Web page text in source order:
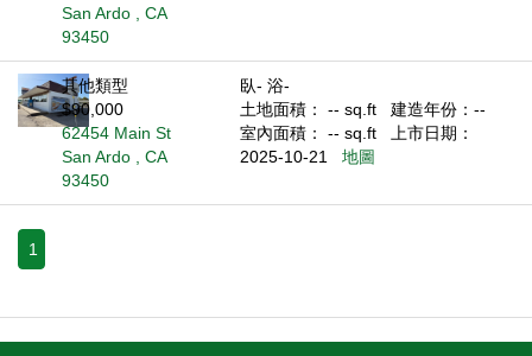
San Ardo , CA
93450
其他類型
$90,000
62454 Main St
San Ardo , CA
93450
臥- 浴-
土地面積： -- sq.ft
建造年份：--
室內面積： -- sq.ft
上市日期：
2025-10-21
地圖
1